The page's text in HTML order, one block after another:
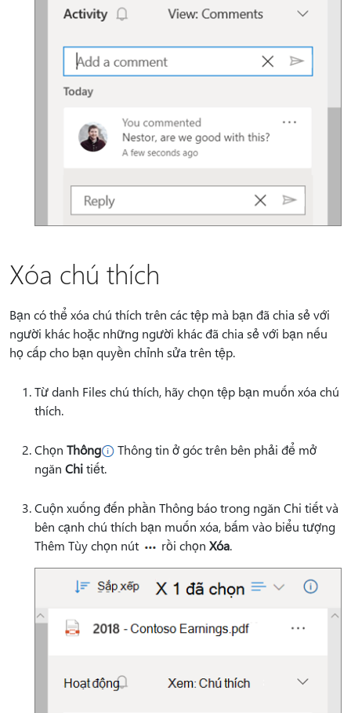
Xóa chú thích
Bạn có thể xóa chú thích trên các tệp mà bạn đã chia sẻ với
người khác hoặc những người khác đã chia sẻ với bạn nếu
họ cấp cho bạn quyền chỉnh sửa trên tệp.
Từ danh Files chú thích, hãy chọn tệp bạn muốn xóa chú
thích.
Chọn Thông
Thông tin ở góc trên bên phải để mở
ngăn Chitiết.
Cuộn xuống đến phần Thông báo trong ngăn Chi tiết và
bên cạnh chú thích bạn muốn xóa, bấm vào biểu tượng
Thêm Tùy chọn nút
rồi chọn Xóa.